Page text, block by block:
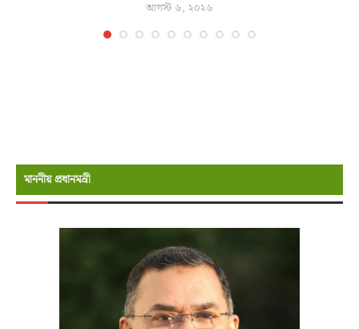
আগস্ট ৬, ২০২৬
মাননীয় প্রধানমন্রী